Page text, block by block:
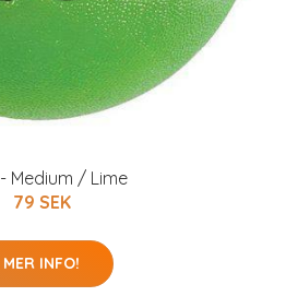
Medium / Lime
79 SEK
MER INFO!